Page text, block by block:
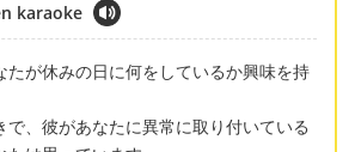
karaoke
たが休みの日に何をしているか興味を持
で、彼があなたに異常に取り付いている